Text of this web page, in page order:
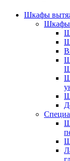
Шкафы
Шкафы